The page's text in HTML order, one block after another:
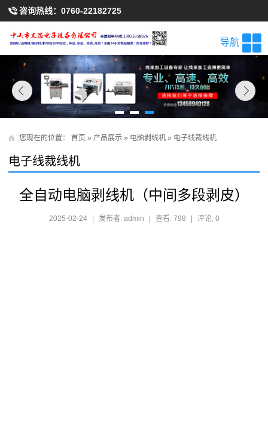
咨询热线： 0760-22182725
导航
您现在的位置： 首页 » 产品展示 » 电脑剥线机 » 电子线裁线机
电子线裁线机
全自动电脑剥线机（中间多段剥皮）
2025-02-24 | 发布者: admin | 查看: 798 | 评论: 0